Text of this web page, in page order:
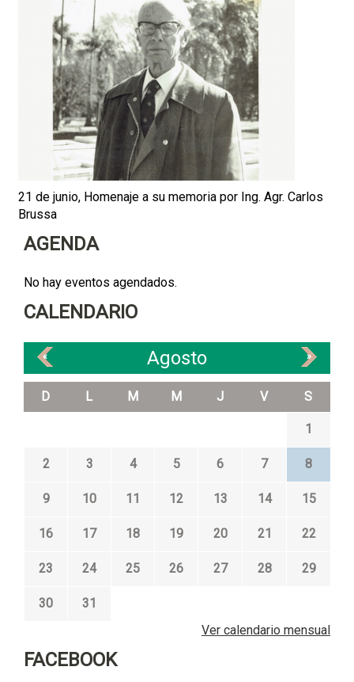
21 de junio, Homenaje a su memoria por Ing. Agr. Carlos
Brussa
AGENDA
No hay eventos agendados.
CALENDARIO
Agosto
« »
D L M M J V S
1
2 3 4 5 6 7 8
9 10 11 12 13 14 15
16 17 18 19 20 21 22
23 24 25 26 27 28 29
30
31
Ver calendario mensual
FACEBOOK